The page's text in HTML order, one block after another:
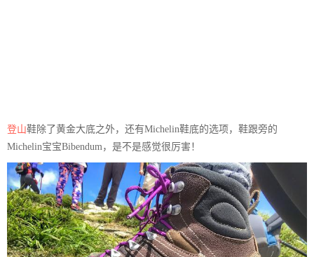
登山鞋除了黄金大底之外，还有Michelin鞋底的选项，鞋跟旁的
Michelin宝宝Bibendum，是不是感觉很厉害！